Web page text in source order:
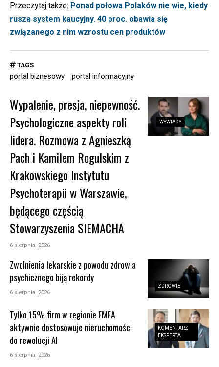
Przeczytaj także: Ponad połowa Polaków nie wie, kiedy
rusza system kaucyjny. 40 proc. obawia się
związanego z nim wzrostu cen produktów
TAGS
portal biznesowy portal informacyjny
WYWIADY
Wypalenie, presja, niepewność.
Psychologiczne aspekty roli
lidera. Rozmowa z Agnieszką
Pach i Kamilem Rogulskim z
Krakowskiego Instytutu
Psychoterapii w Warszawie,
będącego częścią
Stowarzyszenia SIEMACHA
6 sierpnia, 2026
ZDROWIE
Zwolnienia lekarskie z powodu zdrowia
psychicznego biją rekordy
6 sierpnia, 2026
KOMENTARZ
EKSPERTA
Tylko 15% firm w regionie EMEA
aktywnie dostosowuje nieruchomości
do rewolucji AI
6 sierpnia, 2026